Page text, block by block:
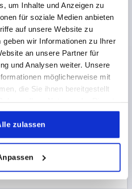
um Inhalte und Anzeigen zu
für soziale Medien anbieten
auf unsere Website zu
geben wir Informationen zu Ihrer
an unsere Partner für
und Analysen weiter. Unsere
möglicherweise mit
die Sie ihnen bereitgestellt
zulassen
DIN6336 MIT
H5 MAX.=22